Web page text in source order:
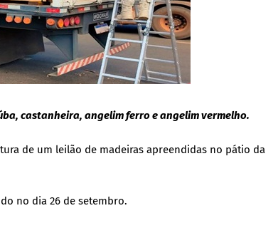
castanheira, angelim ferro e angelim vermelho.
de um leilão de madeiras apreendidas no pátio da
no dia 26 de setembro.